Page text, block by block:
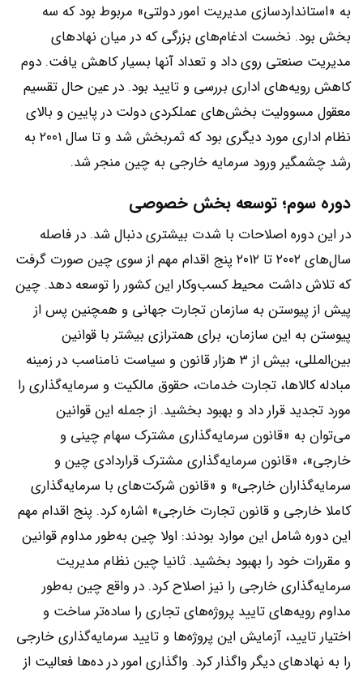
به «استانداردسازی مدیریت امور دولتی» مربوط بود که سه
بخش بود. نخست ادغام‌های بزرگی که در میان نهادهای
مدیریت صنعتی روی داد و تعداد آنها بسیار کاهش یافت. دوم
کاهش رویه‌های اداری بررسی و تایید بود. در عین حال تقسیم
معقول مسوولیت بخش‌های عملکردی دولت در پایین و بالای
نظام اداری مورد دیگری بود که ثمربخش شد و تا سال ۲۰۰۱ به
رشد چشمگیر ورود سرمایه خارجی به چین منجر شد.
دوره سوم؛ توسعه بخش خصوصی
در این دوره اصلاحات با شدت بیشتری دنبال شد. در فاصله
سال‌های ۲۰۰۲ تا ۲۰۱۲ پنج اقدام مهم از سوی چین صورت گرفت
که تلاش داشت محیط کسب‌و‌کار این کشور را توسعه دهد. چین
پیش از پیوستن به سازمان تجارت جهانی و همچنین پس از
پیوستن به این سازمان، برای همترازی بیشتر با قوانین
بین‌المللی، بیش از ۳ هزار قانون و سیاست نامناسب در زمینه
مبادله کالاها، تجارت خدمات، حقوق مالکیت و سرمایه‌گذاری‌ را
مورد تجدید قرار داد و بهبود بخشید. از جمله این قوانین
می‌توان به «قانون سرمایه‌گذاری‌ مشترک سهام چینی و
خارجی»، «قانون سرمایه‌گذاری‌ مشترک قراردادی چین و
سرمایه‌گذاران خارجی» و «قانون شرکت‌های با سرمایه‌گذاری‌
کاملا خارجی و قانون تجارت خارجی» اشاره کرد. پنج اقدام مهم
این دوره شامل این موارد بودند: اولا چین به‌طور مداوم قوانین
و مقررات خود را بهبود بخشید. ثانیا چین نظام مدیریت
سرمایه‌گذاری‌ خارجی را نیز اصلاح کرد. در واقع چین به‌طور
مداوم رویه‌های تایید پروژه‌های تجاری را ساده‌تر ساخت و
اختیار تایید، آزمایش این پروژه‌ها و تایید سرمایه‌گذاری‌ خارجی
را به نهادهای دیگر واگذار کرد. واگذاری امور در ده‌ها فعالیت‌ از